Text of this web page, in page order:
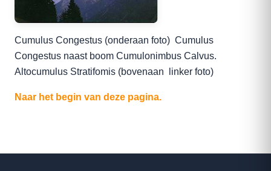
Cumulus Congestus (onderaan foto) Cumulus
Congestus naast boom Cumulonimbus Calvus.
Altocumulus Stratifomis (bovenaan linker foto)
Naar het begin van deze pagina.